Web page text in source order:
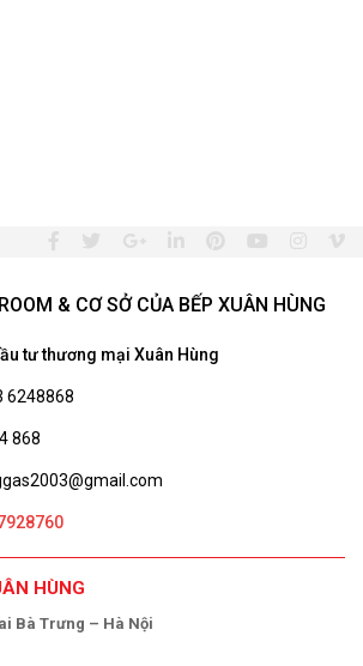
& CƠ SỞ CỦA BẾP XUÂN HÙNG
tư thương mại Xuân Hùng
6248868
868
HÙNG
Bà Trưng – Hà Nội